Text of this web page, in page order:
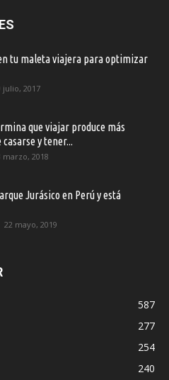
tu maleta viajera para optimizar
julio, 2017
que viajar produce más
y tener...
marzo, 2018
Jurásico en Perú y está
22 mayo, 2019
587
277
254
240